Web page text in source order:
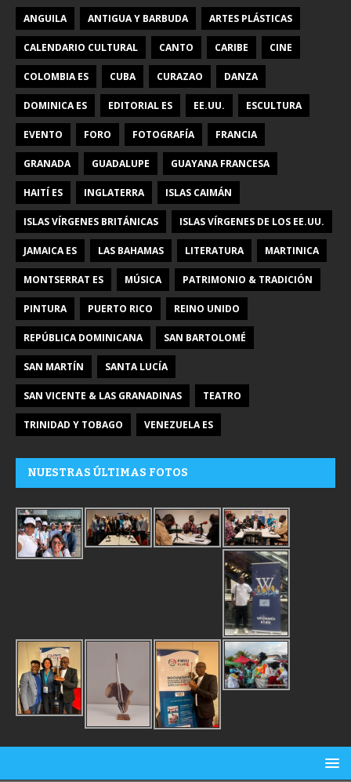
ANGUILA ANTIGUA Y BARBUDA ARTES PLÁSTICAS
CALENDARIO CULTURAL CANTO CARIBE CINE
COLOMBIA ES CUBA CURAZAO DANZA
DOMINICA ES EDITORIAL ES EE.UU. ESCULTURA
EVENTO FORO FOTOGRAFÍA FRANCIA
GRANADA GUADALUPE GUAYANA FRANCESA
HAITÍ ES INGLATERRA ISLAS CAIMÁN
ISLAS VÍRGENES BRITÁNICAS ISLAS VÍRGENES DE LOS EE.UU.
JAMAICA ES LAS BAHAMAS LITERATURA MARTINICA
MONTSERRAT ES MÚSICA PATRIMONIO & TRADICIÓN
PINTURA PUERTO RICO REINO UNIDO
REPÚBLICA DOMINICANA SAN BARTOLOMÉ
SAN MARTÍN SANTA LUCÍA
SAN VICENTE & LAS GRANADINAS TEATRO
TRINIDAD Y TOBAGO VENEZUELA ES
NUESTRAS ÚLTIMAS FOTOS